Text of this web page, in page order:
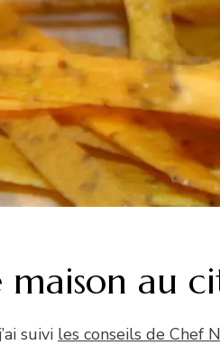
maison au
suivi les conseils de Chef